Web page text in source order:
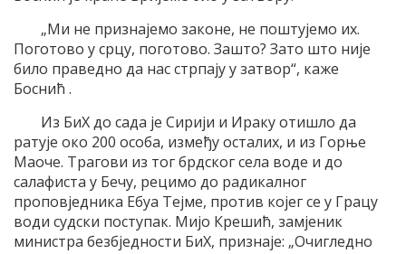
„Ми не признајемо законе, не поштујемо их.
Поготово у срцу, поготово. Зашто? Зато што није
било праведно да нас стрпају у затвор“, каже
Боснић .
Из БиХ до сада је Сирији и Ираку отишло да
ратује око 200 особа, између осталих, и из Горње
Маоче. Трагови из тог брдског села воде и до
салафиста у Бечу, рецимо до радикалног
проповједника Ебуа Тејме, против којег се у Грацу
води судски поступак. Мијо Крешић, замјеник
министра безбједности БиХ, признаје: „Очигледно